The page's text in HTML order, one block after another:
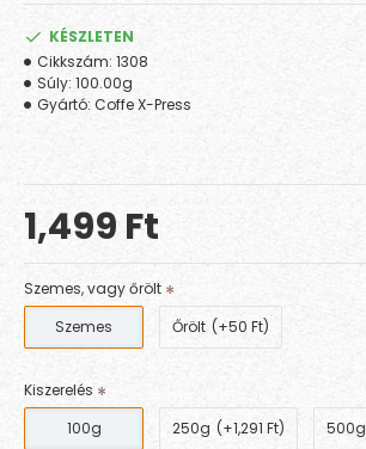
1,499 Ft
KÉSZLETEN
Cikkszám: 1308
Súly: 100.00g
Gyártó: Coffe X-Press
Szemes, vagy őrölt
Szemes
Őrölt (+50 Ft)
Kiszerelés
100g
250g (+1,291 Ft) 500g